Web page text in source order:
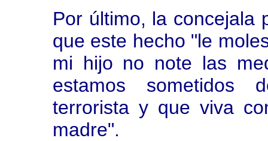
Por último, la concejala
que este hecho "le
mi hijo no note las
estamos sometidos
terrorista y que viva
madre".